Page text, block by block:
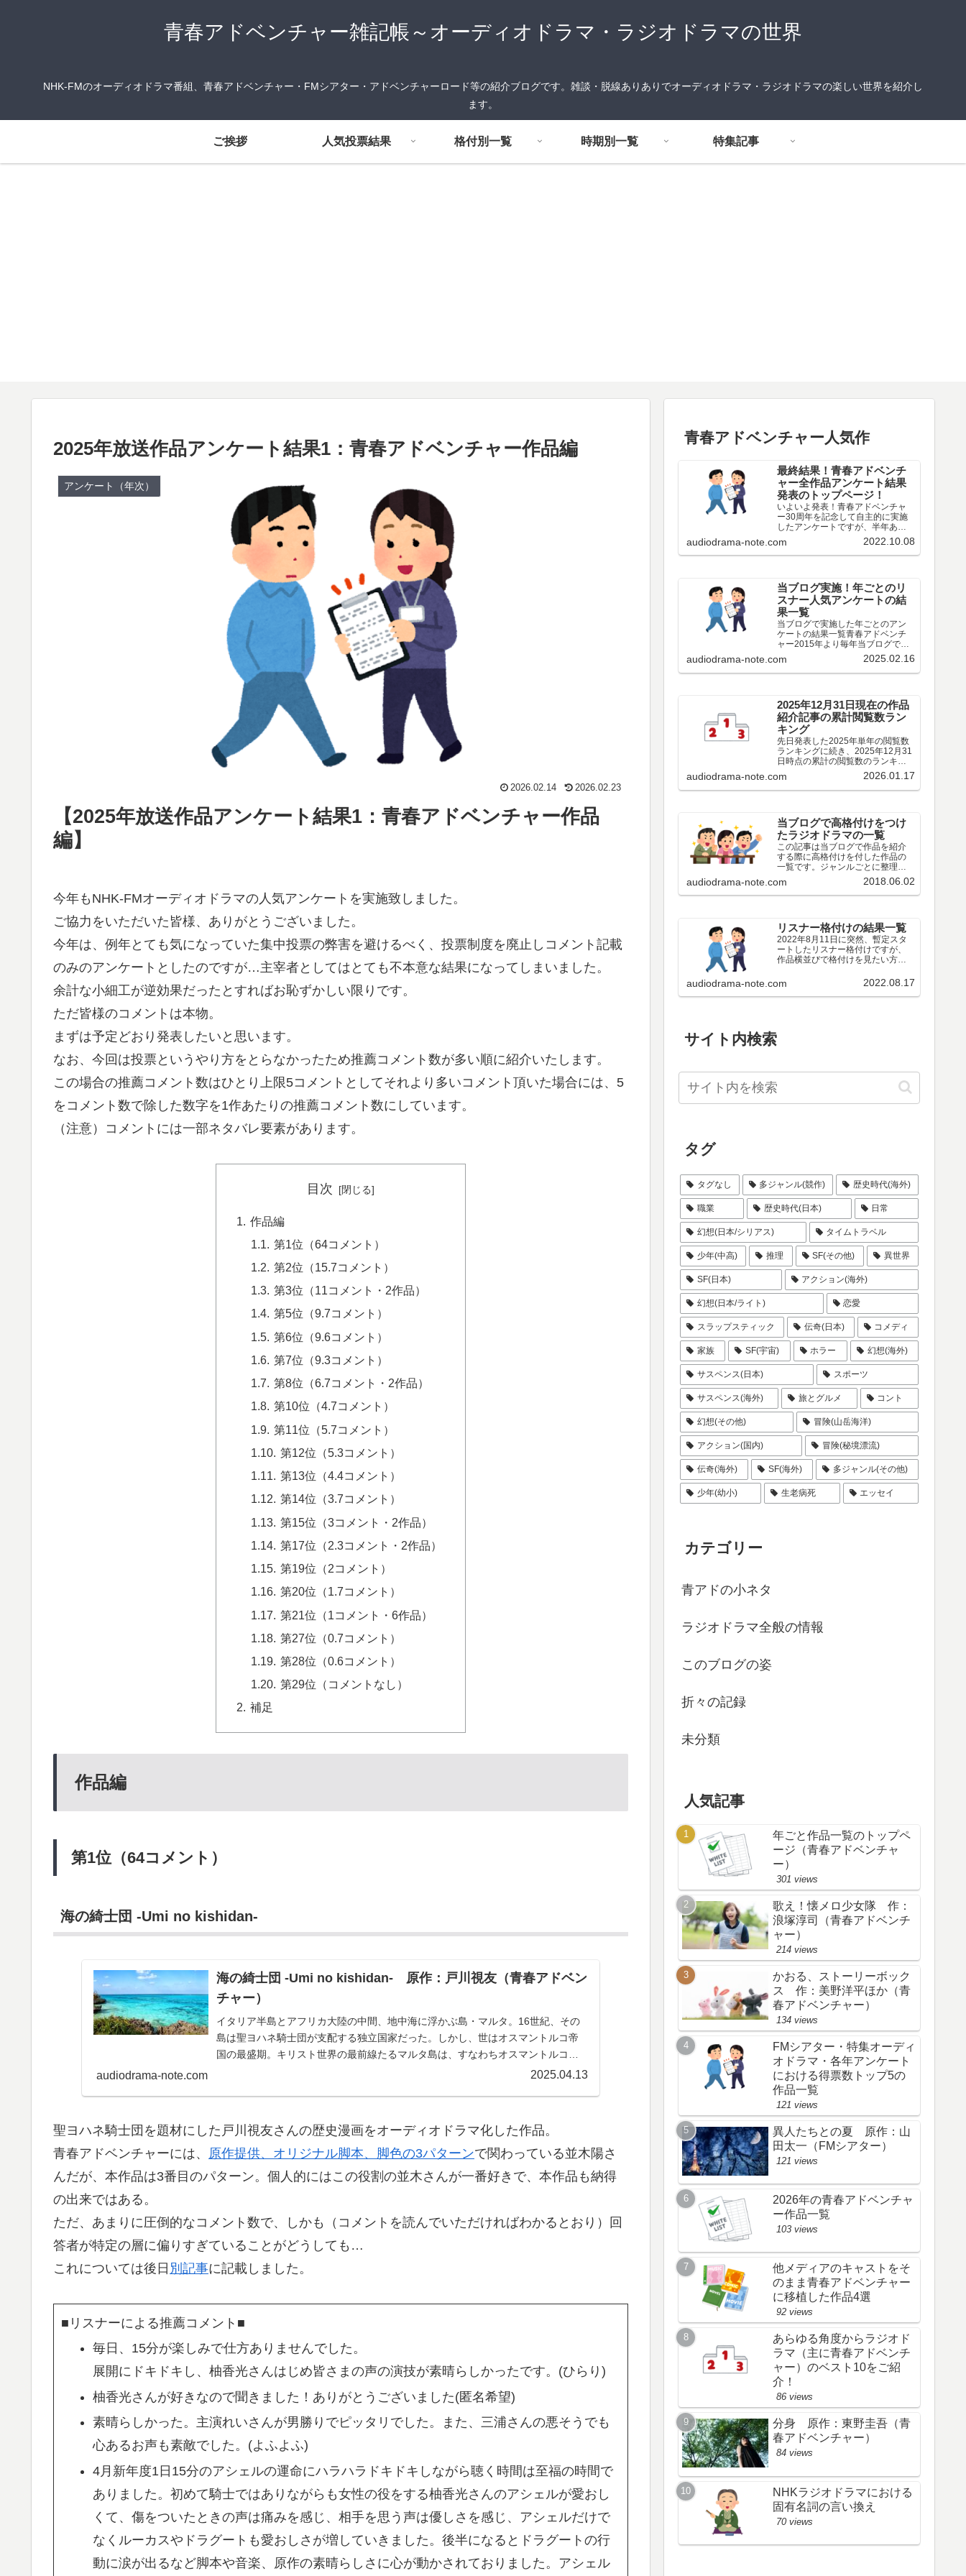
青春アドベンチャー雑記帳～オーディオドラマ・ラジオドラマの世界
NHK-FMのオーディオドラマ番組、青春アドベンチャー・FMシアター・アドベンチャーロード等の紹介ブログです。雑談・脱線ありありでオーディオドラマ・ラジオドラマの楽しい世界を紹介し
ます。
ご挨拶 人気投票結果 格付別一覧 時期別一覧 特集記事
2025年放送作品アンケート結果1：青春アドベンチャー作品編
アンケート（年次）
2026.02.14 2026.02.23
【2025年放送作品アンケート結果1：青春アドベンチャー作品
編】
今年もNHK-FMオーディオドラマの人気アンケートを実施致しました。
ご協力をいただいた皆様、ありがとうございました。
今年は、例年とても気になっていた集中投票の弊害を避けるべく、投票制度を廃止しコメント記載
のみのアンケートとしたのですが…主宰者としてはとても不本意な結果になってしまいました。
余計な小細工が逆効果だったとすればお恥ずかしい限りです。
ただ皆様のコメントは本物。
まずは予定どおり発表したいと思います。
なお、今回は投票というやり方をとらなかったため推薦コメント数が多い順に紹介いたします。
この場合の推薦コメント数はひとり上限5コメントとしてそれより多いコメント頂いた場合には、5
をコメント数で除した数字を1作あたりの推薦コメント数にしています。
（注意）コメントには一部ネタバレ要素があります。
目次
作品編
第1位（64コメント）
第2位（15.7コメント）
第3位（11コメント・2作品）
第5位（9.7コメント）
第6位（9.6コメント）
第7位（9.3コメント）
第8位（6.7コメント・2作品）
第10位（4.7コメント）
第11位（5.7コメント）
第12位（5.3コメント）
第13位（4.4コメント）
第14位（3.7コメント）
第15位（3コメント・2作品）
第17位（2.3コメント・2作品）
第19位（2コメント）
第20位（1.7コメント）
第21位（1コメント・6作品）
第27位（0.7コメント）
第28位（0.6コメント）
第29位（コメントなし）
補足
作品編
第1位（64コメント）
海の綺士団 -Umi no kishidan-
海の綺士団 -Umi no kishidan- 原作：戸川視友（青春アドベン
チャー）
イタリア半島とアフリカ大陸の中間、地中海に浮かぶ島・マルタ。16世紀、その
島は聖ヨハネ騎士団が支配する独立国家だった。しかし、世はオスマントルコ帝
国の最盛期。キリスト世界の最前線たるマルタ島は、すなわちオスマントルコの
次の侵略先ということでもある。この緊迫したマルタ島にひとりの新たな騎士が
audiodrama-note.com 2025.04.13
聖ヨハネ騎士団を題材にした戸川視友さんの歴史漫画をオーディオドラマ化した作品。
青春アドベンチャーには、 原作提供、オリジナル脚本、脚色の3パターンで関わっている並木陽さ
んだが、本作品は3番目のパターン。個人的にはこの役割の並木さんが一番好きで、本作品も納得
の出来ではある。
ただ、あまりに圧倒的なコメント数で、しかも（コメントを読んでいただければわかるとおり）回
答者が特定の層に偏りすぎていることがどうしても…
これについては後日 別記事に記載しました。
■リスナーによる推薦コメント■
毎日、15分が楽しみで仕方ありませんでした。
展開にドキドキし、柚香光さんはじめ皆さまの声の演技が素晴らしかったです。(ひらり)
柚香光さんが好きなので聞きました！ありがとうございました(匿名希望)
素晴らしかった。主演れいさんが男勝りでピッタリでした。また、三浦さんの悪そうでも
心あるお声も素敵でした。(よふよふ)
4月新年度1日15分のアシェルの運命にハラハラドキドキしながら聴く時間は至福の時間で
ありました。初めて騎士ではありながらも女性の役をする柚香光さんのアシェルが愛おし
くて、傷をついたときの声は痛みを感じ、相手を思う声は優しさを感じ、アシェルだけで
なくルーカスやドラグートも愛おしさが増していきました。後半になるとドラグートの行
動に涙が出るなど脚本や音楽、原作の素晴らしさに心が動かされておりました。アシェル
青春アドベンチャー人気作
最終結果！青春アドベンチ
ャー全作品アンケート結果
発表のトップページ！
いよいよ発表！青春アドベンチャ
ー30周年を記念して自主的に実施
したアンケートですが、半年あっ
た投票期間も遂に終わりましたの
で、今後、順次最終結果を発表し
ていきます。なんと最終的に261名
audiodrama-note.com 2022.10.08
当ブログ実施！年ごとのリ
スナー人気アンケートの結
果一覧
当ブログで実施した年ごとのアン
ケートの結果一覧青春アドベンチ
ャー2015年より毎年当ブログで実
施しているその年の青春アドベン
チャーについてアンケート結果で
す。作品編出演者編その他編特別
audiodrama-note.com 2025.02.16
2025年12月31日現在の作品
紹介記事の累計閲覧数ラン
キング
先日発表した2025年単年の閲覧数
ランキングに続き、2025年12月31
日時点の累計の閲覧数のランキン
audiodrama-note.com 2026.01.17
当ブログで高格付けをつけ
たラジオドラマの一覧
この記事は当ブログで作品を紹介
する際に高格付けを付した作品の
一覧です。ジャンルごとに整理し
てみました。もとより私個人の感
想にすぎないので、皆様の評価と
違う場合も多々あろうかと思いま
です。なお、私個人の評価ではな
くリスナーの皆様の評価というこ
とであれば、歴代ベスト作品アン
ケートの投票結果、年ごとのアン
ケートの投票結果、当ブログのペ
ージビュー数の順位などをご覧く
ださい。
audiodrama-note.com 2018.06.02
リスナー格付けの結果一覧
2022年8月11日に突然、暫定スタ
ートしたリスナー格付けですが、
作品横並びで格付けを見たい方も
付け状況を集計のうえ、ここで公
表いたします。是非皆さんも参加
してみてください。ただ残念なが
audiodrama-note.com 2022.08.17
サイト内検索
タグ
タグなし 多ジャンル(競作) 歴史時代(海外)
職業 歴史時代(日本) 日常
幻想(日本/シリアス) タイムトラベル
少年(中高) 推理 SF(その他) 異世界
SF(日本) アクション(海外)
幻想(日本/ライト) 恋愛
スラップスティック 伝奇(日本) コメディ
家族 SF(宇宙) ホラー 幻想(海外)
サスペンス(日本) スポーツ
サスペンス(海外) 旅とグルメ コント
幻想(その他) 冒険(山岳海洋)
アクション(国内) 冒険(秘境漂流)
伝奇(海外) SF(海外) 多ジャンル(その他)
少年(幼小) 生老病死 エッセイ
カテゴリー
青アドの小ネタ
ラジオドラマ全般の情報
このブログの姿
折々の記録
未分類
人気記事
年ごと作品一覧のトップペ
ージ（青春アドベンチャ
ー）
301 views
歌え！懐メロ少女隊 作：
浪塚淳司（青春アドベンチ
ャー）
214 views
かおる、ストーリーボック
ス 作：美野洋平ほか（青
春アドベンチャー）
134 views
FMシアター・特集オーディ
オドラマ・各年アンケート
における得票数トップ5の
作品一覧
121 views
異人たちとの夏 原作：山
田太一（FMシアター）
121 views
2026年の青春アドベンチャ
ー作品一覧
103 views
他メディアのキャストをそ
のまま青春アドベンチャー
に移植した作品4選
92 views
あらゆる角度からラジオド
ラマ（主に青春アドベンチ
ャー）のベスト10をご紹
介！
86 views
分身 原作：東野圭吾（青
春アドベンチャー）
84 views
NHKラジオドラマにおける
固有名詞の言い換え
70 views